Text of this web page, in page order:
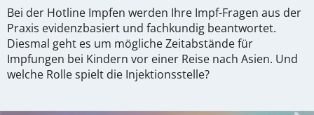
Bei der Hotline Impfen werden Ihre Impf-Fragen aus der
Praxis evidenzbasiert und fachkundig beantwortet.
Diesmal geht es um mögliche Zeitabstände für
Impfungen bei Kindern vor einer Reise nach Asien. Und
welche Rolle spielt die Injektionsstelle?